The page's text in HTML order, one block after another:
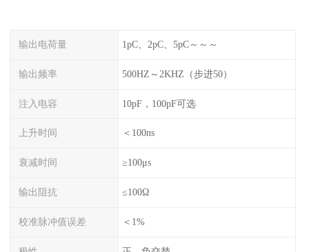
输出电荷量 1pC、2pC、5pC～～～
输出频率 500HZ～2KHZ（步进50）
注入电容 10pF，100pF可选
上升时间 ＜100ns
衰减时间 ≥100μs
输出阻抗 ≤100Ω
校准脉冲值误差 ＜1%